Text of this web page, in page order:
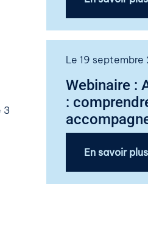
3
Le 19 septembre
Webinaire :
:
En savoir plus